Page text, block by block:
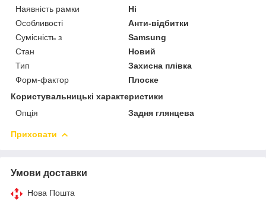
Наявність рамки
Ні
Особливості
Анти-відбитки
Сумісність з
Samsung
Стан
Новий
Тип
Захисна плівка
Форм-фактор
Плоске
Користувальницькі характеристики
Опція
Задня глянцева
Приховати
Умови доставки
Нова Пошта